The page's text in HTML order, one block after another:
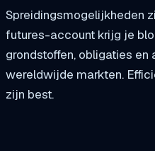
Spreidingsmogelijkheden
futures-account krijg je
grondstoffen, obligaties en
wereldwijde markten.
zijn best.